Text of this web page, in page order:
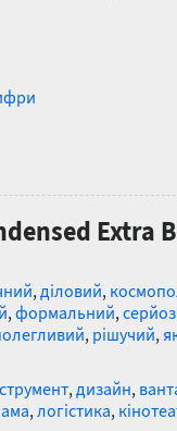
Extra
, діловий,
, формальний,
, рішучий,
, дизайн,
, логістика,